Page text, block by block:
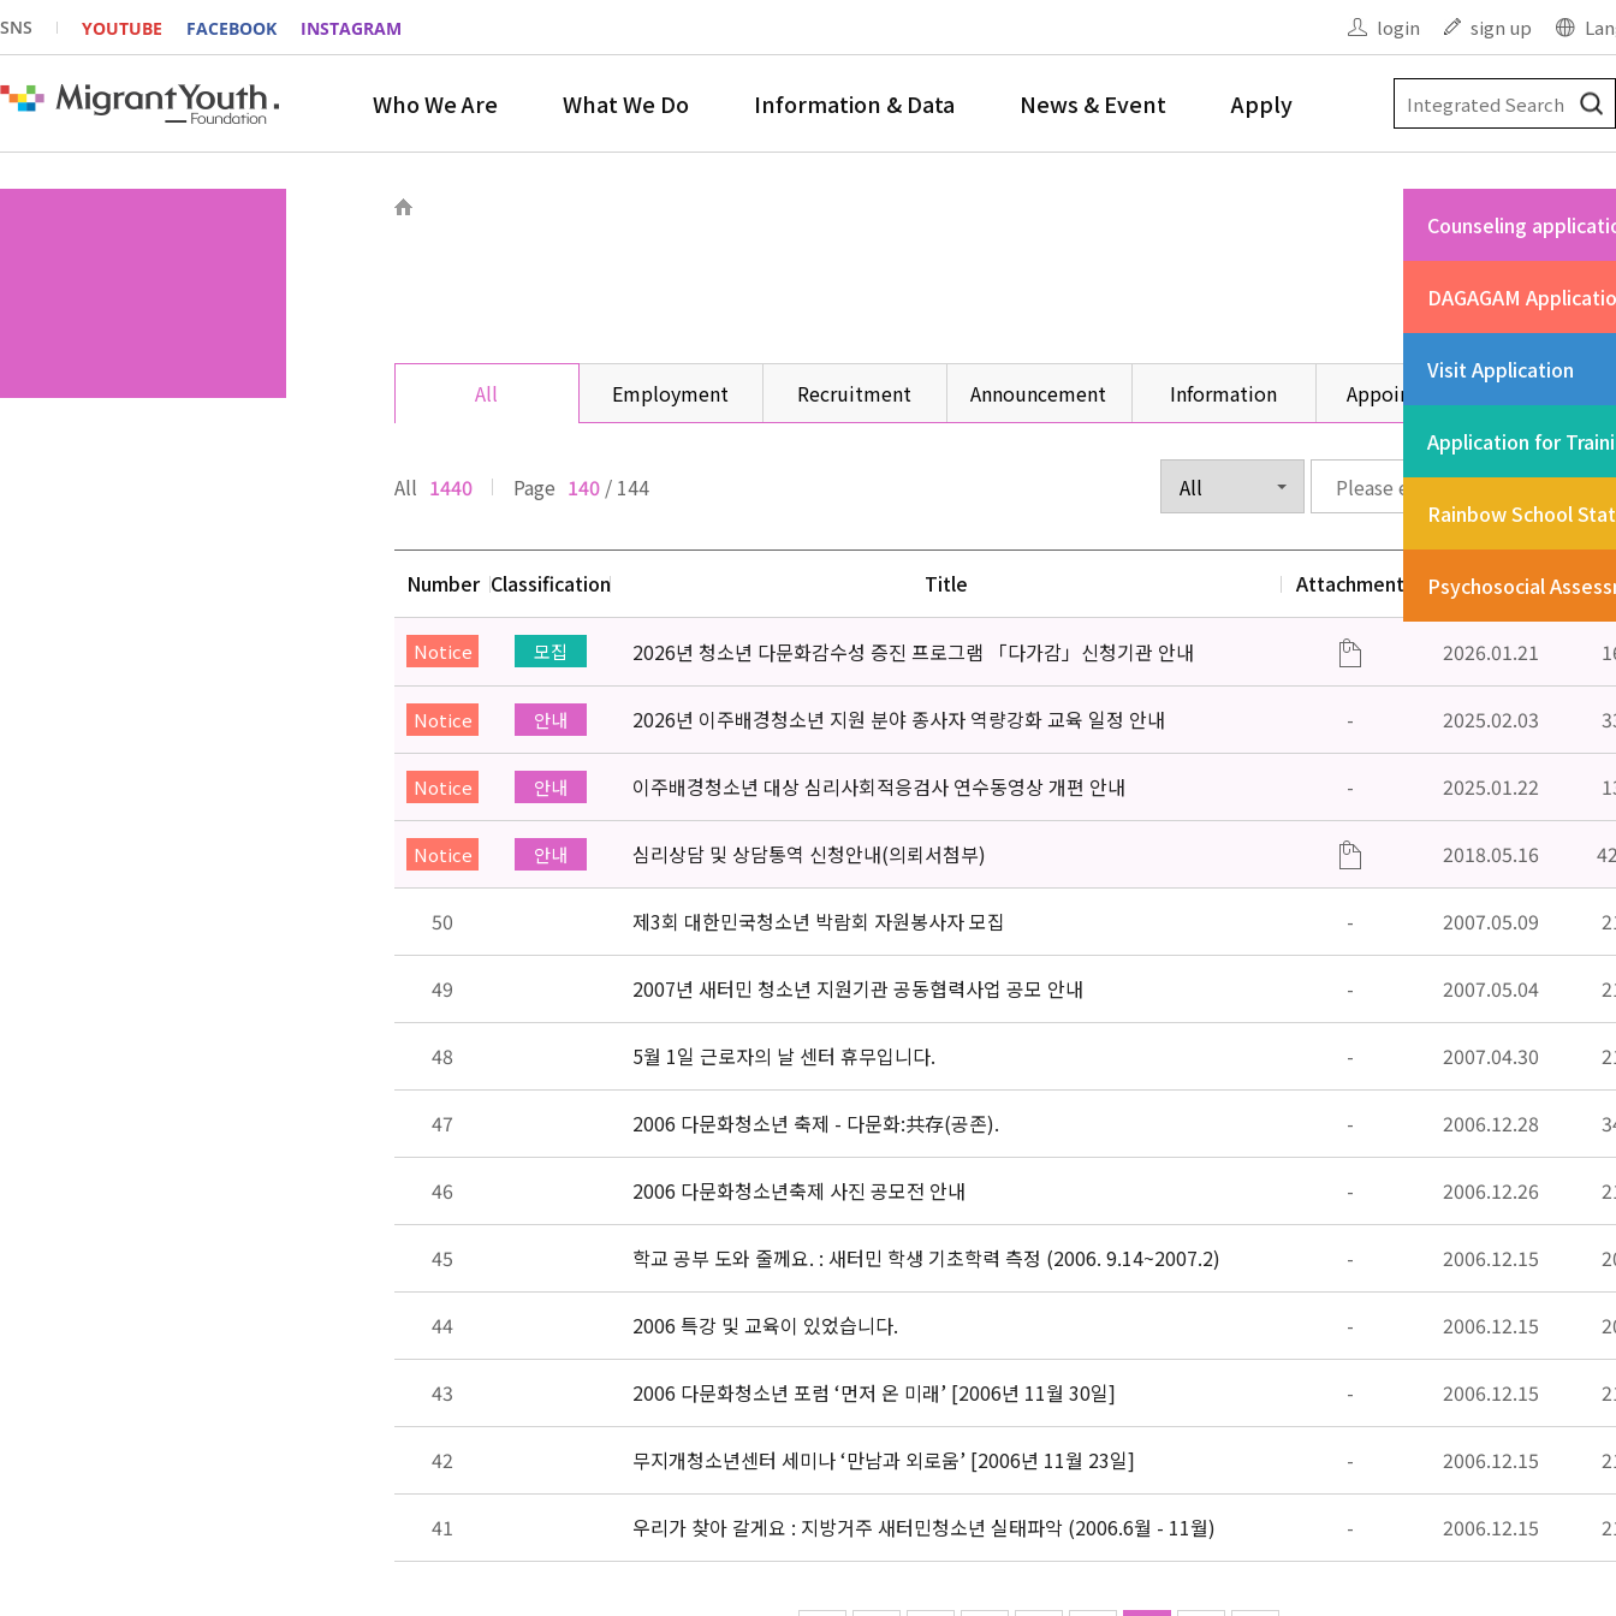
SNS YOUTUBE FACEBOOK INSTAGRAM login sign up
Who We Are What We Do Information & Data News & Event Apply
Counseling
DAGAGAM
Visit Application
Application for
Rainbow School
Psychosocial
All Employment Recruitment Announcement Information Appointment
All 1440 Page 140 / 144
Number Classification Title Attachment Date
Notice 모집 2026년 청소년 다문화감수성 증진 프로그램 「다가감」신청기관 안내 2026.01.21
Notice 안내 2026년 이주배경청소년 지원 분야 종사자 역량강화 교육 일정 안내 - 2025.02.03
Notice 안내 이주배경청소년 대상 심리사회적응검사 연수동영상 개편 안내 - 2025.01.22
Notice 안내 심리상담 및 상담통역 신청안내(의뢰서첨부) 2018.05.16
50 제3회 대한민국청소년 박람회 자원봉사자 모집 - 2007.05.09
49 2007년 새터민 청소년 지원기관 공동협력사업 공모 안내 - 2007.05.04
48 5월 1일 근로자의 날 센터 휴무입니다. - 2007.04.30
47 2006 다문화청소년 축제 - 다문화:共存(공존). - 2006.12.28
46 2006 다문화청소년축제 사진 공모전 안내 - 2006.12.26
45 학교 공부 도와 줄께요. : 새터민 학생 기초학력 측정 (2006. 9.14~2007.2) - 2006.12.15
44 2006 특강 및 교육이 있었습니다. - 2006.12.15
43 2006 다문화청소년 포럼 ‘먼저 온 미래’ [2006년 11월 30일] - 2006.12.15
42 무지개청소년센터 세미나 ‘만남과 외로움’ [2006년 11월 23일] - 2006.12.15
41 우리가 찾아 갈게요 : 지방거주 새터민청소년 실태파악 (2006.6월 - 11월) - 2006.12.15